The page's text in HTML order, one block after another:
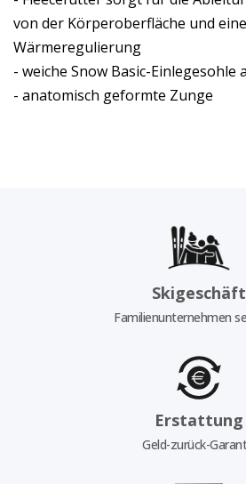
von der Körperoberfläche und
Wärmeregulierung
- weiche Snow Basic-Einlegesohle
- anatomisch geformte Zunge
Skigeschäft
Familienunternehmen
Erstattung
Geld-zurück-